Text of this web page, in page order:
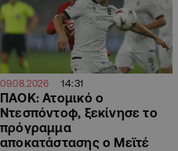
09.08.2026 14:31
ΠΑΟΚ: Ατομικό ο
Ντεσπόντοφ, ξεκίνησε το
πρόγραμμα
αποκατάστασης ο Μεϊτέ